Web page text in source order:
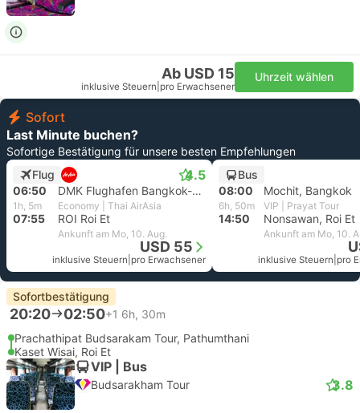
Ab USD 15
inklusive Steuern pro Erwachsener
Uhrzeit wählen
Sofort
Last Minute buchen?
Sofortige Bestätigung für unsere besten Empfehlungen
Flug
4.5
06:50 DMK Flughafen Bangkok-Don Mueang
1h, 5m Economy | Thai AirAsia
07:55 ROI Roi Et
Ankunft am Mo, 10. Aug.
USD 55
inklusive Steuern pro Erwachsener
Bus
08:00
Mochit, Bangkok
6h, 50m VIP | Prayat Tour
14:50 Nonsawan, Roi Et
Ankunft am Mo, 10.
inklusive Steuern pro
Sofortbestätigung
20:20 02:50+1 6h, 30m
Prachathipat Budsarakam Tour, Pathumthani
Kaset Wisai, Roi Et
VIP | Bus
Budsarakham Tour 3.8